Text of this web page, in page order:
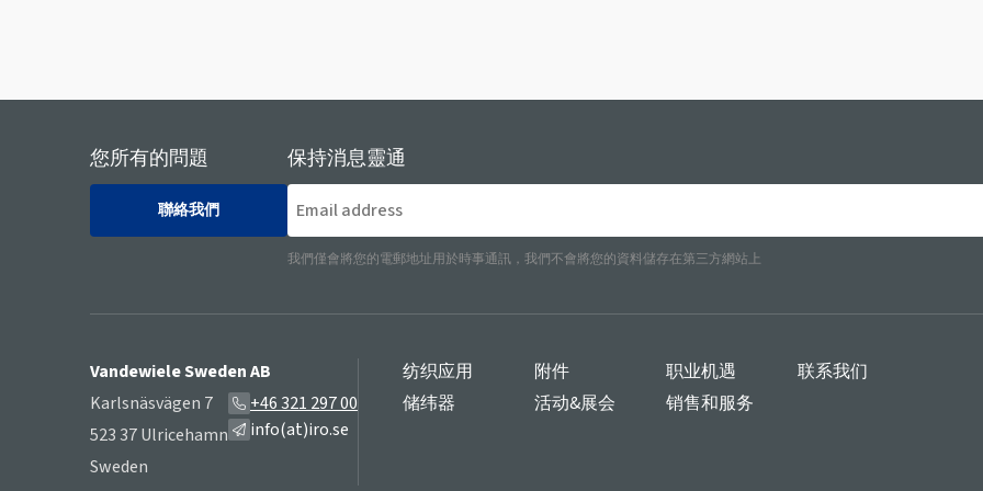
您所有的問題
聯絡我們
保持消息靈通
我們僅會將您的電郵地址用於時事通訊，我們不會將您的資料儲存在第三方網站上
Vandewiele Sweden AB
Karlsnäsvägen 7
523 37 Ulricehamn
Sweden
+46 321 297 00
info(at)iro.se
纺织应用
储纬器
附件
活动&展会
职业机遇
销售和服务
联系我们